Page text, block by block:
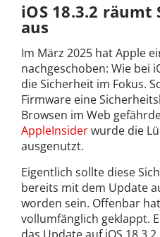
iOS 18.3.2 räumt
aus
Im März 2025 hat Apple
nachgeschoben: Wie bei
die Sicherheit im Fokus.
Firmware eine
Browsen im Web
AppleInsiderwurde die
ausgenutzt.
Eigentlich sollte diese
bereits mit dem Update
worden sein. Offenbar
vollumfänglich geklappt.